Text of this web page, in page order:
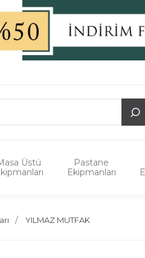
Üstü
Pastane
Ekipmanları
YILMAZ MUTFAK